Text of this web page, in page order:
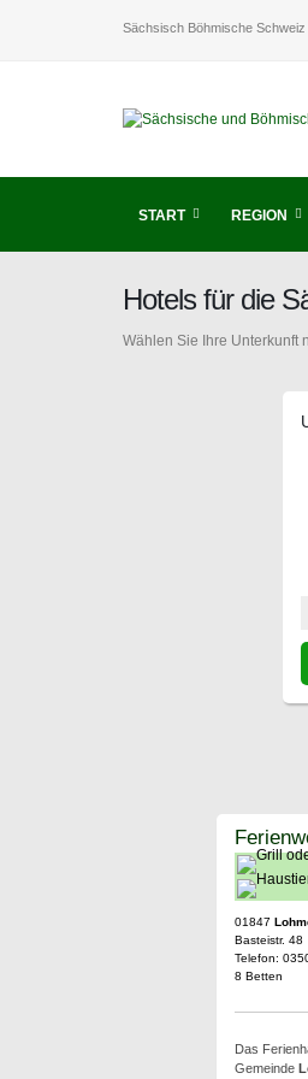
Sächsisch Böhmische
START REGION
Hotels für die
Wählen Sie Ihre Unterkunft
01847
Basteistr. 48
Telefon:
8 Betten
Das
Gemeinde